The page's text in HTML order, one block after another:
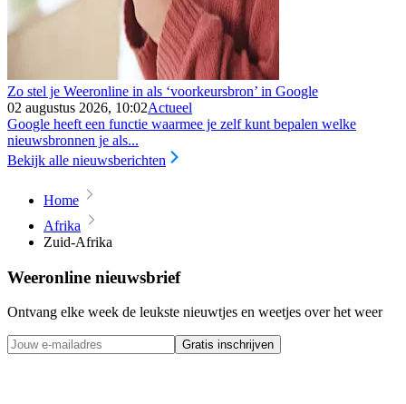
Zo stel je Weeronline in als ‘voorkeursbron’ in Google
02 augustus 2026, 10:02Actueel
Google heeft een functie waarmee je zelf kunt bepalen welke
nieuwsbronnen je als...
Bekijk alle nieuwsberichten
Home
Afrika
Zuid-Afrika
Weeronline nieuwsbrief
Ontvang elke week de leukste nieuwtjes en weetjes over het weer
Gratis inschrijven